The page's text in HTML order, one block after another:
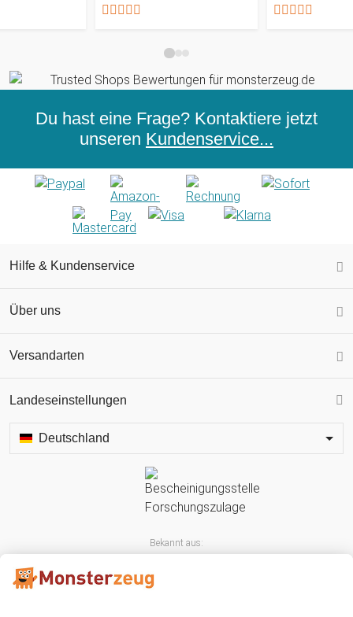
Du hast eine Frage? Kontaktiere jetzt
unseren Kundenservice...
Hilfe & Kundenservice
Über uns
Versandarten
Landeseinstellungen
Deutschland
Bekannt aus: